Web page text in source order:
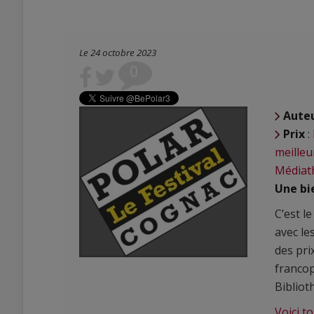
Le 24 octobre 2023
Prix :
Une
C’est
avec
des